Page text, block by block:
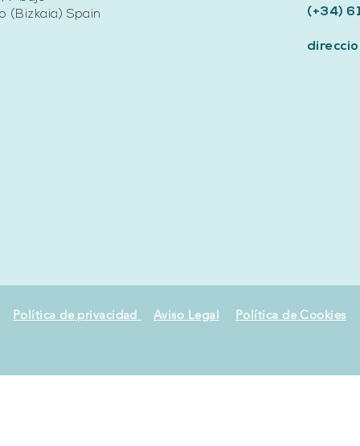
(Bizkaia) Spain
(+34)
Política de privacidad Aviso Legal Política de Cookies